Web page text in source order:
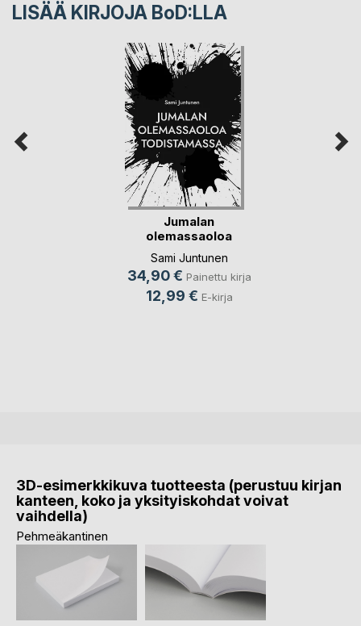
LISÄÄ KIRJOJA BoD:LLA
Jumalan
olemassaoloa
todistamassa
Sami Juntunen
34,90 € Painettu kirja
12,99 € E-kirja
3D-esimerkkikuva tuotteesta (perustuu kirjan
kanteen, koko ja yksityiskohdat voivat
vaihdella)
Pehmeäkantinen